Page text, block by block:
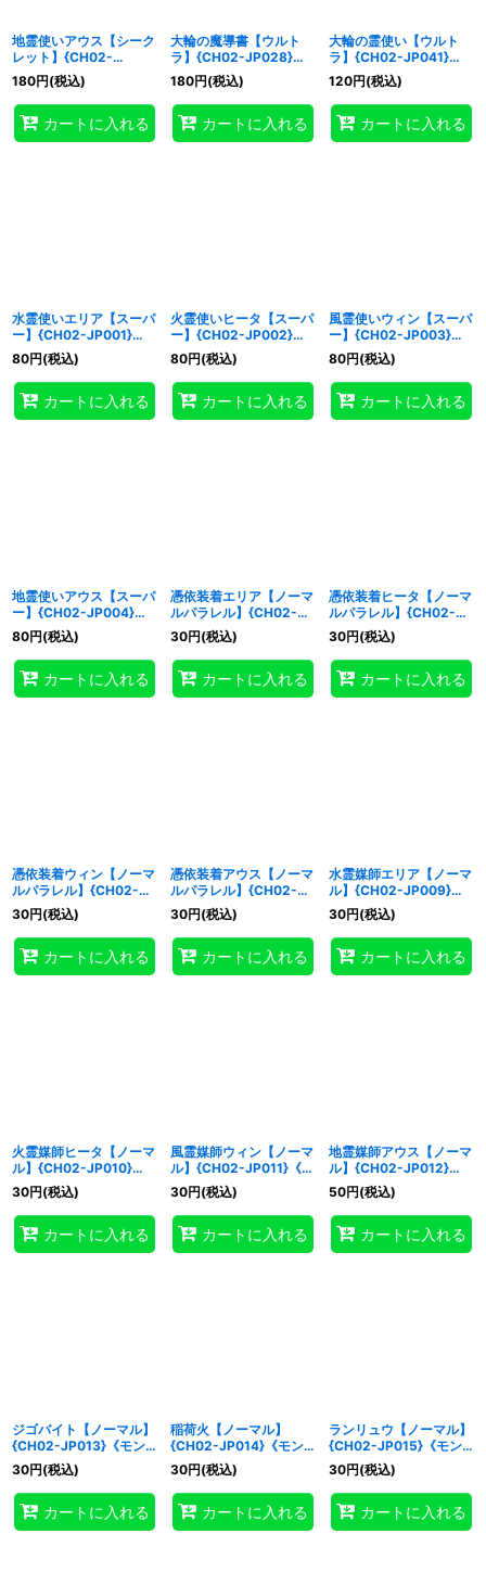
地霊使いアウス【シーク
レット】{CH02-
JP004}《モンスター》
180円(税込)
カートに入れる
大輪の魔導書【ウルト
ラ】{CH02-JP028}
《魔法》
180円(税込)
カートに入れる
大輪の霊使い【ウルト
ラ】{CH02-JP041}
《融合》
120円(税込)
カートに入れる
水霊使いエリア【スーパ
ー】{CH02-JP001}
《モンスター》
80円(税込)
カートに入れる
火霊使いヒータ【スーパ
ー】{CH02-JP002}
《モンスター》
80円(税込)
カートに入れる
風霊使いウィン【スーパ
ー】{CH02-JP003}
《モンスター》
80円(税込)
カートに入れる
地霊使いアウス【スーパ
ー】{CH02-JP004}
《モンスター》
80円(税込)
カートに入れる
憑依装着エリア【ノーマ
ルパラレル】{CH02-
JP005}《モンスター》
30円(税込)
カートに入れる
憑依装着ヒータ【ノーマ
ルパラレル】{CH02-
JP006}《モンスター》
30円(税込)
カートに入れる
憑依装着ウィン【ノーマ
ルパラレル】{CH02-
JP007}《モンスター》
30円(税込)
カートに入れる
憑依装着アウス【ノーマ
ルパラレル】{CH02-
JP008}《モンスター》
30円(税込)
カートに入れる
水霊媒師エリア【ノーマ
ル】{CH02-JP009}
《モンスター》
30円(税込)
カートに入れる
火霊媒師ヒータ【ノーマ
ル】{CH02-JP010}
《モンスター》
30円(税込)
カートに入れる
風霊媒師ウィン【ノーマ
ル】{CH02-JP011}《モ
ンスター》
30円(税込)
カートに入れる
地霊媒師アウス【ノーマ
ル】{CH02-JP012}
《モンスター》
50円(税込)
カートに入れる
ジゴバイト【ノーマル】
{CH02-JP013}《モン
スター》
30円(税込)
カートに入れる
稲荷火【ノーマル】
{CH02-JP014}《モン
スター》
30円(税込)
カートに入れる
ランリュウ【ノーマル】
{CH02-JP015}《モン
スター》
30円(税込)
カートに入れる